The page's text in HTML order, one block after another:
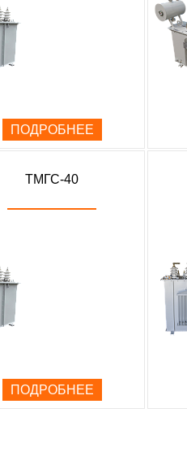
ПОДРОБНЕЕ
ТМГС-40
ПОДРОБНЕЕ